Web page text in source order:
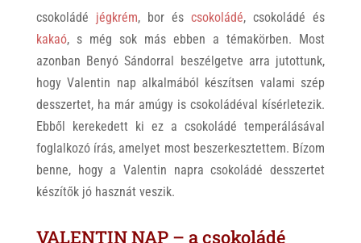
csokoládé jégkrém, bor éscsokoládé, csokoládé és
kakaó, s még sok más ebben a témakörben. Most
azonban Benyó Sándorral beszélgetve arra jutottunk,
hogy Valentin nap alkalmából készítsen valami szép
desszertet, ha már amúgy is csokoládéval kísérletezik.
Ebből kerekedett ki ez a csokoládé temperálásával
foglalkozó írás, amelyet most beszerkesztettem. Bízom
benne, hogy a Valentin napra csokoládé desszertet
készítők jó hasznát veszik.
VALENTIN NAP – a csokoládé